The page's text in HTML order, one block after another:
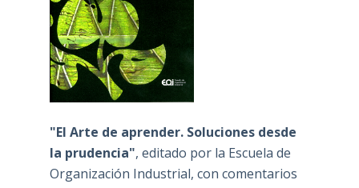
"El Arte de aprender. Soluciones desde
la prudencia", editado por la Escuela de
Organización Industrial, con comentarios